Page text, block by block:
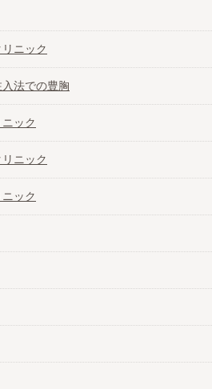
ニック
法での豊胸
ック
ニック
ック